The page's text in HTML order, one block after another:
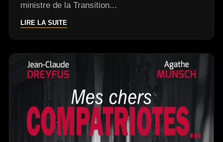
ministre de la Transition...
LIRE LA SUITE